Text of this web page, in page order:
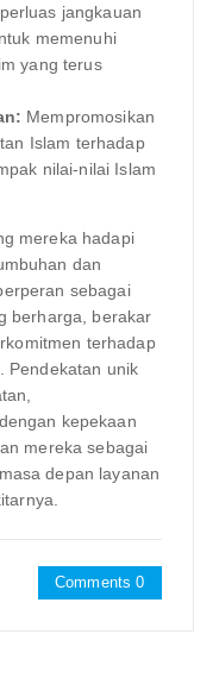
jangkauan
memenuhi
yang terus
Mempromosikan
Islam terhadap
nilai-nilai Islam
mereka hadapi
dan
sebagai
berharga, berakar
terhadap
Pendekatan unik
kepekaan
mereka sebagai
depan layanan
Comments 0